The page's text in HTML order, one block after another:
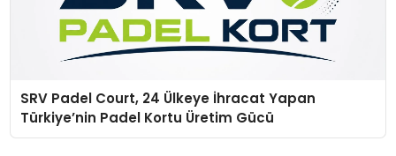
SRV Padel Court, 24 Ülkeye İhracat Yapan
Türkiye’nin Padel Kortu Üretim Gücü